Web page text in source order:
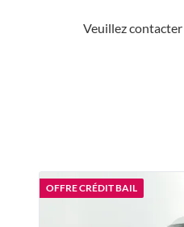
Veuillez
OFFRE CRÉDIT BAIL